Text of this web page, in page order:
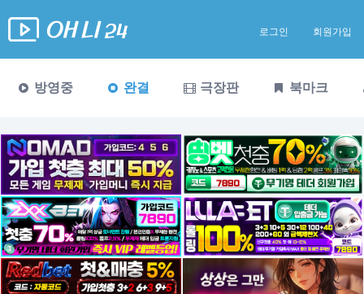
로그인 회원가입
방영중 완결 극장판 북마크